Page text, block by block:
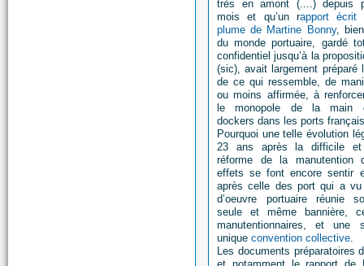
très en amont (....) depuis
mois et qu’un rapport écrit
plume de Martine Bonny,
du monde portuaire, gardé
confidentiel jusqu’à la
(sic), avait largement préparé
de ce qui ressemble, de
ou moins affirmée, à
le monopole de la main
dockers dans les ports
Pourquoi une telle évolution
23 ans après la difficile et
réforme de la manutention
effets se font encore sentir
après celle des port qui a
d’oeuvre portuaire réunie
seule et même bannière,
manutentionnaires, et une
uniqueconvention collective
Les documents préparatoires